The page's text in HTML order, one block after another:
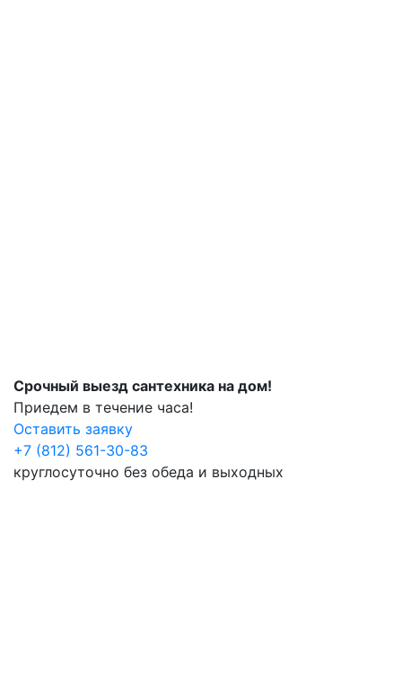
Срочный выезд сантехника на дом!
Приедем в течение часа!
Оставить заявку
+7 (812) 561-30-83
круглосуточно без обеда и выходных